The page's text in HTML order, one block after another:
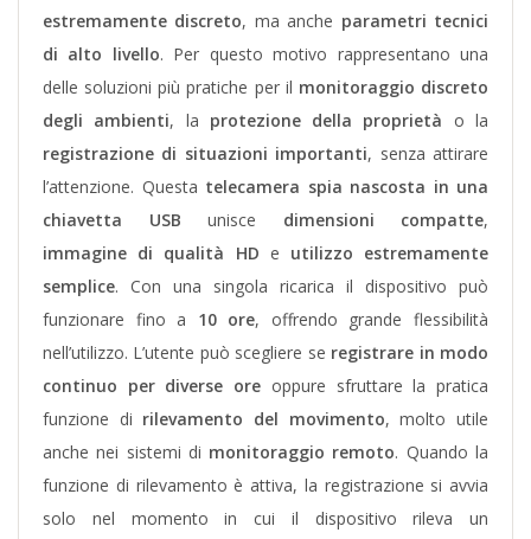
estremamente discreto, ma anche parametri tecnici
di alto livello. Per questo motivo rappresentano una
delle soluzioni più pratiche per il monitoraggio discreto
degli ambienti, la protezione della proprietà o la
registrazione di situazioni importanti, senza attirare
l’attenzione. Questa telecamera spia nascosta in una
chiavetta USB unisce dimensioni compatte,
immagine di qualità HD e utilizzo estremamente
semplice. Con una singola ricarica il dispositivo può
funzionare fino a 10 ore, offrendo grande flessibilità
nell’utilizzo. L’utente può scegliere se registrare in modo
continuo per diverse ore oppure sfruttare la pratica
funzione di rilevamento del movimento, molto utile
anche nei sistemi di monitoraggio remoto. Quando la
funzione di rilevamento è attiva, la registrazione si avvia
solo nel momento in cui il dispositivo rileva un